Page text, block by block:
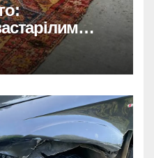
тренди